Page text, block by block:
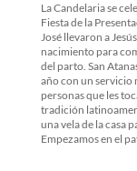
La Candelaria se
Fiesta de la
José llevaron a
nacimiento para
del parto. San
año con un servicio
personas que les
tradición
una vela de la casa
Empezamos en el